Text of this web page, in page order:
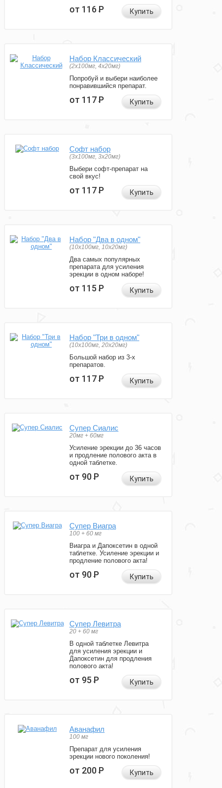
от 116Р Купить
Набор Классический
(2x100мг, 4x20мг)
Попробуй и выбери наиболее
понравившийся препарат.
от 117Р Купить
Софт набор
(3x100мг, 3x20мг)
Выбери софт-препарат на
свой вкус!
от 117Р Купить
Набор "Два в одном"
(10x100мг, 10x20мг)
Два самых популярных
препарата для усиления
эрекции в одном наборе!
от 115Р Купить
Набор "Три в одном"
(10x100мг, 20x20мг)
Большой набор из 3-х
препаратов.
от 117Р Купить
Супер Сиалис
20мг + 60мг
Усиление эрекции до 36 часов
и продление полового акта в
одной таблетке.
от 90Р Купить
Супер Виагра
100 + 60 мг
Виагра и Дапоксетин в одной
таблетке. Усиление эрекции и
продление полового акта!
от 90Р Купить
Супер Левитра
20 + 60 мг
В одной таблетке Левитра
для усиления эрекции и
Дапоксетин для продления
полового акта!
от 95Р Купить
Аванафил
100 мг
Препарат для усиления
эрекции нового поколения!
от 200Р Купить